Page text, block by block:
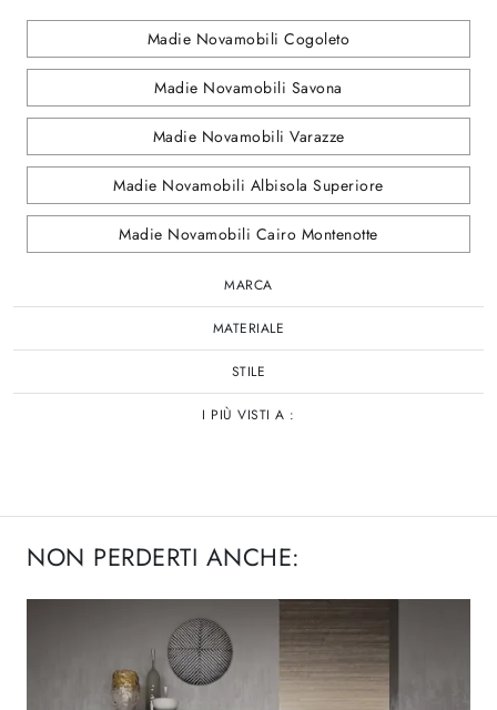
Madie Novamobili Cogoleto
Madie Novamobili Savona
Madie Novamobili Varazze
Madie Novamobili Albisola Superiore
Madie Novamobili Cairo Montenotte
MARCA
MATERIALE
STILE
I PIÙ VISTI A :
NON PERDERTI ANCHE: